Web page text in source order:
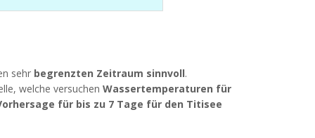
sehr begrenzten Zeitraum sinnvoll.
welche versuchen Wassertemperaturen für
für bis zu 7 Tage für den Titisee